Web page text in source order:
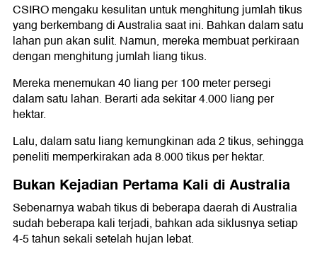
CSIRO mengaku kesulitan untuk menghitung jumlah tikus
yang berkembang di Australia saat ini. Bahkan dalam satu
lahan pun akan sulit. Namun, mereka membuat perkiraan
dengan menghitung jumlah liang tikus.
Mereka menemukan 40 liang per 100 meter persegi
dalam satu lahan. Berarti ada sekitar 4.000 liang per
hektar.
Lalu, dalam satu liang kemungkinan ada 2 tikus, sehingga
peneliti memperkirakan ada 8.000 tikus per hektar.
Bukan Kejadian Pertama Kali di Australia
Sebenarnya wabah tikus di beberapa daerah di Australia
sudah beberapa kali terjadi, bahkan ada siklusnya setiap
4-5 tahun sekali setelah hujan lebat.